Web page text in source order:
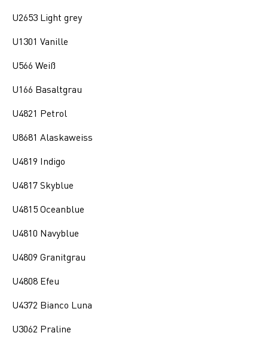
U2653 Light grey
U1301 Vanille
U566 Weiß
U166 Basaltgrau
U4821 Petrol
U8681 Alaskaweiss
U4819 Indigo
U4817 Skyblue
U4815 Oceanblue
U4810 Navyblue
U4809 Granitgrau
U4808 Efeu
U4372 Bianco Luna
U3062 Praline